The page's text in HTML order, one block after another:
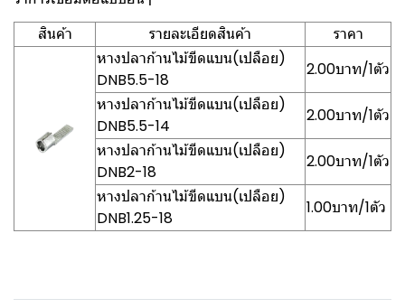
สินค้า
รายละเอียดสินค้า
ราคา
หางปลาก้านไม้ขีดแบน(เปลือย)
DNB5.5-18
2.00บาท/1ตัว
หางปลาก้านไม้ขีดแบน(เปลือย)
DNB5.5-14
2.00บาท/1ตัว
หางปลาก้านไม้ขีดแบน(เปลือย)
DNB2-18
2.00บาท/1ตัว
หางปลาก้านไม้ขีดแบน(เปลือย)
DNB1.25-18
1.00บาท/1ตัว